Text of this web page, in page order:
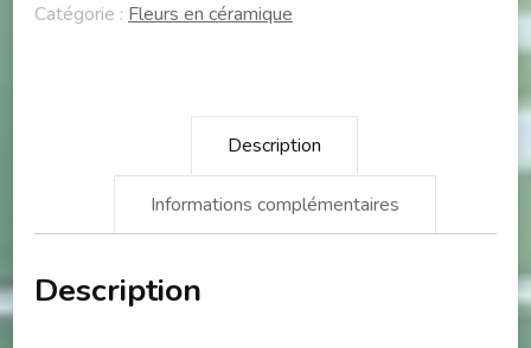
Catégorie : Fleurs en céramique
Description
Informations complémentaires
Description